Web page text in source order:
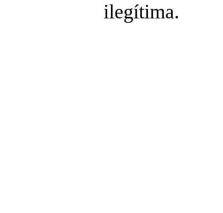
ilegítima.